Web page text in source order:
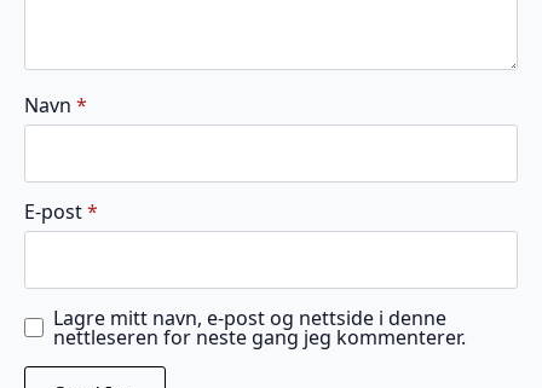
Navn *
E-post*
Lagre mitt navn, e-post og nettside i denne
nettleseren for neste gang jeg kommenterer.